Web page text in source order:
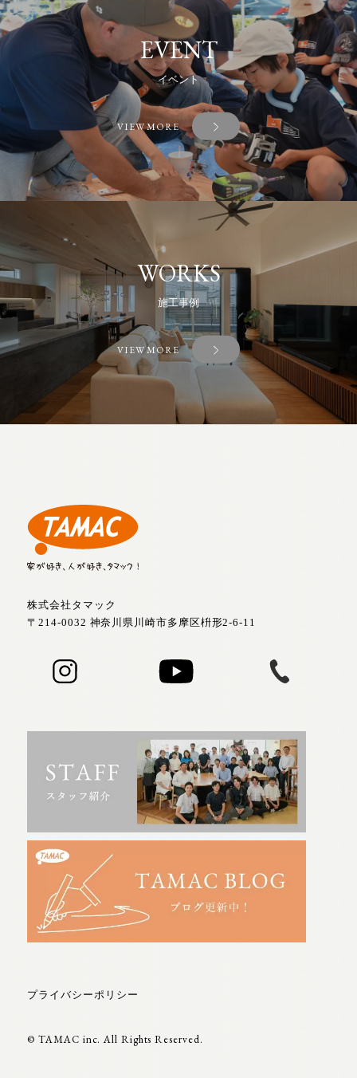
EVENT
イベント
VIEW MORE
WORKS
施工事例
VIEW MORE
株式会社タマック
〒214-0032 神奈川県川崎市多摩区枡形2-6-11
プライバシーポリシー
© TAMAC inc. All Rights Reserved.